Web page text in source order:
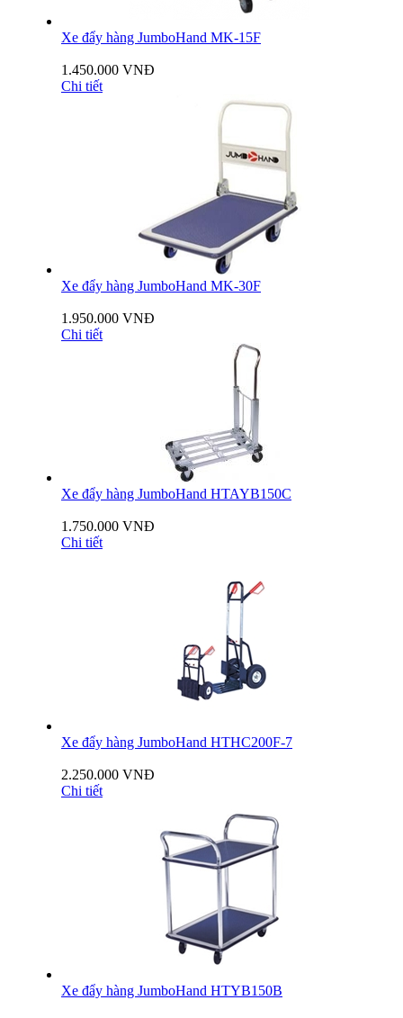
Xe đẩy hàng JumboHand MK-15F
1.450.000 VNĐ
Chi tiết
Xe đẩy hàng JumboHand MK-30F
1.950.000 VNĐ
Chi tiết
Xe đẩy hàng JumboHand HTAYB150C
1.750.000 VNĐ
Chi tiết
Xe đẩy hàng JumboHand HTHC200F-7
2.250.000 VNĐ
Chi tiết
Xe đẩy hàng JumboHand HTYB150B